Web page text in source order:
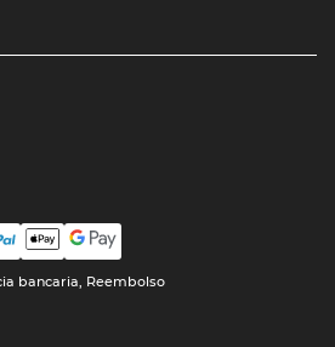
bancaria, Reembolso